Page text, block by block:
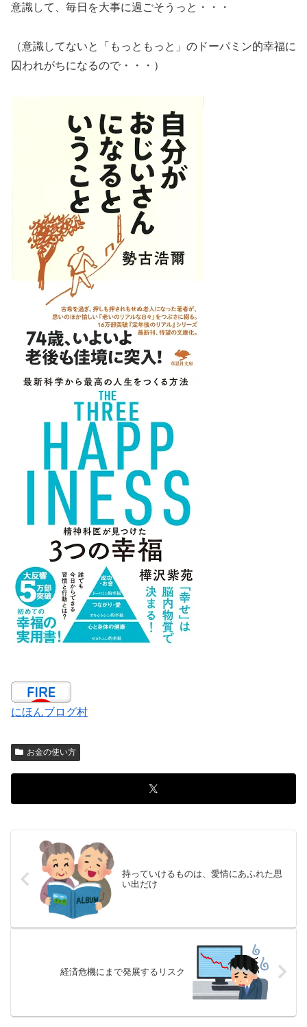
意識して、毎日を大事に過ごそうっと・・・
（意識してないと「もっともっと」のドーパミン的幸福に
囚われがちになるので・・・）
にほんブログ村
お金の使い方
持っていけるものは、愛情にあふれた思
い出だけ
経済危機にまで発展するリスク